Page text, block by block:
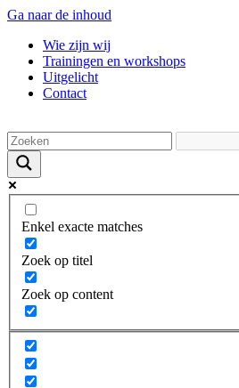
Ga naar de inhoud
Wie zijn wij
Trainingen en workshops
Uitgelicht
Contact
Enkel exacte matches
Zoek op titel
Zoek op content